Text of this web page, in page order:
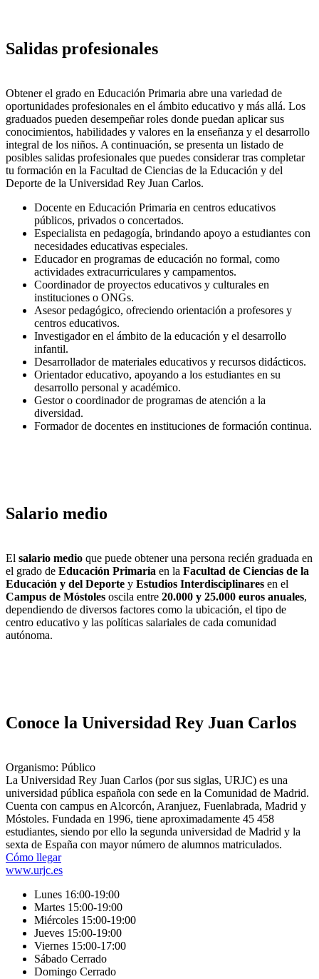
Salidas profesionales
Obtener el grado en Educación Primaria abre una variedad de
oportunidades profesionales en el ámbito educativo y más allá. Los
graduados pueden desempeñar roles donde puedan aplicar sus
conocimientos, habilidades y valores en la enseñanza y el desarrollo
integral de los niños. A continuación, se presenta un listado de
posibles salidas profesionales que puedes considerar tras completar
tu formación en la Facultad de Ciencias de la Educación y del
Deporte de la Universidad Rey Juan Carlos.
Docente en Educación Primaria en centros educativos
públicos, privados o concertados.
Especialista en pedagogía, brindando apoyo a estudiantes con
necesidades educativas especiales.
Educador en programas de educación no formal, como
actividades extracurriculares y campamentos.
Coordinador de proyectos educativos y culturales en
instituciones o ONGs.
Asesor pedagógico, ofreciendo orientación a profesores y
centros educativos.
Investigador en el ámbito de la educación y el desarrollo
infantil.
Desarrollador de materiales educativos y recursos didácticos.
Orientador educativo, apoyando a los estudiantes en su
desarrollo personal y académico.
Gestor o coordinador de programas de atención a la
diversidad.
Formador de docentes en instituciones de formación continua.
Salario medio
El salario medio que puede obtener una persona recién graduada en
el grado de Educación Primaria en la Facultad de Ciencias de la
Educación y del Deporte y Estudios Interdisciplinares en el
Campus de Móstoles oscila entre 20.000 y 25.000 euros anuales,
dependiendo de diversos factores como la ubicación, el tipo de
centro educativo y las políticas salariales de cada comunidad
autónoma.
Conoce la Universidad Rey Juan Carlos
Organismo: Público
La Universidad Rey Juan Carlos (por sus siglas, URJC) es una
universidad pública española con sede en la Comunidad de Madrid.
Cuenta con campus en Alcorcón, Aranjuez, Fuenlabrada, Madrid y
Móstoles. Fundada en 1996, tiene aproximadamente 45 458
estudiantes, siendo por ello la segunda universidad de Madrid y la
sexta de España con mayor número de alumnos matriculados.
Cómo llegar
www.urjc.es
Lunes 16:00-19:00
Martes 15:00-19:00
Miércoles 15:00-19:00
Jueves 15:00-19:00
Viernes 15:00-17:00
Sábado Cerrado
Domingo Cerrado